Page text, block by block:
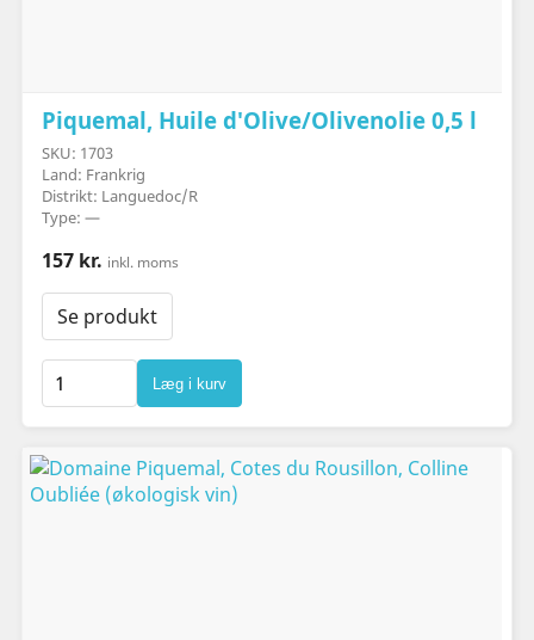
Piquemal, Huile d'Olive/Olivenolie 0,5 l
SKU: 1703
Land: Frankrig
Distrikt: Languedoc/R
Type: —
157 kr. inkl. moms
Se produkt
Læg i kurv